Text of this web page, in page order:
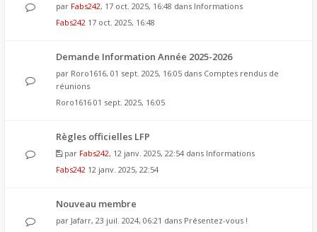
par Fabs242, 17 oct. 2025, 16:48 dans Informations
Fabs242 17 oct. 2025, 16:48
Demande Information Année 2025-2026
par Roro1616, 01 sept. 2025, 16:05 dans Comptes rendus de
réunions
Roro1616 01 sept. 2025, 16:05
Règles officielles LFP
par Fabs242, 12 janv. 2025, 22:54 dans Informations
Fabs242 12 janv. 2025, 22:54
Nouveau membre
par Jafarr, 23 juil. 2024, 06:21 dans Présentez-vous !